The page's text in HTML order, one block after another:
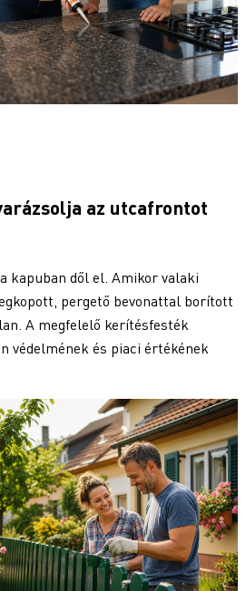
az utcafrontot
kapuban dől el. Amikor valaki
pergető bevonattal borított
A megfelelő kerítésfesték
védelmének és piaci értékének